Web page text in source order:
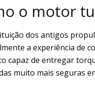
o motor
dos antigos
a experiência de
capaz de entregar
muito mais seguras